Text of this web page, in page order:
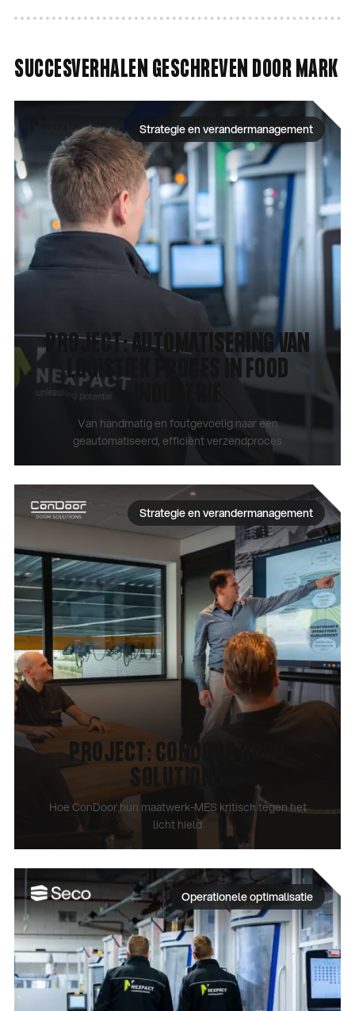
SUCCESVERHALEN GESCHREVEN DOOR MARK
Strategie en verandermanagement
PROJECT: AUTOMATISERING VAN
LOGISTIEK PROCES IN FOOD
Van handmatig en foutgevoelig naar een
geautomatiseerd, efficiënt verzendproces
Strategie en verandermanagement
PROJECT: CONDOOR DOOR
SOLUTIONS
Hoe ConDoor hun maatwerk-MES kritisch tegen het
licht hield
Operationele optimalisatie